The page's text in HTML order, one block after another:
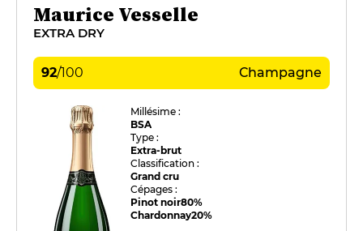
Maurice Vesselle
EXTRA DRY
92/100 Champagne
Millésime :
BSA
Type :
Extra-brut
Classification :
Grand cru
Cépages :
Pinot noir80%
Chardonnay20%